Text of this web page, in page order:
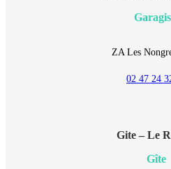
ZA Les
02 47 24
Gite – Le
Gîte